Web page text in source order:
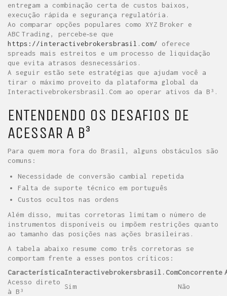
entregam a combinação certa de custos baixos,
execução rápida e segurança regulatória.
Ao comparar opções populares como XYZ Broker e
ABC Trading, percebe‑se que
https://interactivebrokersbrasil.com/ oferece
spreads mais estreitos e um processo de liquidação
que evita atrasos desnecessários.
A seguir estão sete estratégias que ajudam você a
tirar o máximo proveito da plataforma global da
Interactivebrokersbrasil.Com ao operar ativos da B³.
ENTENDENDO OS DESAFIOS DE
ACESSAR A B³
Para quem mora fora do Brasil, alguns obstáculos são
comuns:
Necessidade de conversão cambial repetida
Falta de suporte técnico em português
Custos ocultos nas ordens
Além disso, muitas corretoras limitam o número de
instrumentos disponíveis ou impõem restrições quanto
ao tamanho das posições nas ações brasileiras.
A tabela abaixo resume como três corretoras se
comportam frente a esses pontos críticos:
CaracterísticaInteractivebrokersbrasil.ComConcorrente
Acesso direto
à B³
Sim
Não